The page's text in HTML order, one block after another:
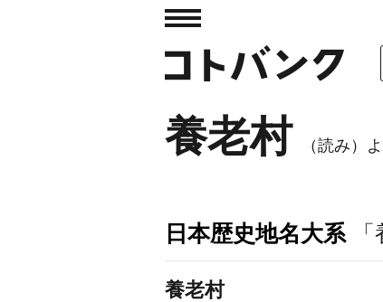
養老村 （読み）
日本歴史地名大系
養老村